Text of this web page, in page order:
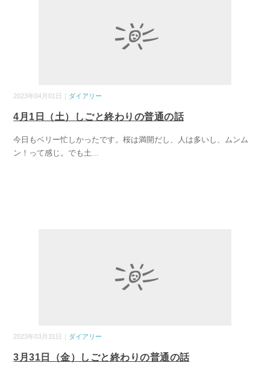
2023年04月01日｜ ダイアリー
4月1日（土）しごと終わりの普通の話
今日もベリー忙しかったです。桜は満開だし、人は多いし、ムンム
ン！って感じ。でも土...
2023年03月31日｜ ダイアリー
3月31日（金）しごと終わりの普通の話